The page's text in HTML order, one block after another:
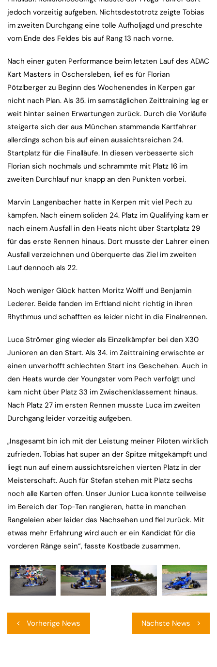
jedoch vorzeitig aufgeben. Nichtsdestotrotz zeigte Tobias
im zweiten Durchgang eine tolle Aufholjagd und preschte
vom Ende des Feldes bis auf Rang 13 nach vorne.
Nach einer guten Performance beim letzten Lauf des ADAC
Kart Masters in Oschersleben, lief es für Florian
Pötzlberger zu Beginn des Wochenendes in Kerpen gar
nicht nach Plan. Als 35. im samstäglichen Zeittraining lag er
weit hinter seinen Erwartungen zurück. Durch die Vorläufe
steigerte sich der aus München stammende Kartfahrer
allerdings schon bis auf einen aussichtsreichen 24.
Startplatz für die Finalläufe. In diesen verbesserte sich
Florian sich nochmals und schrammte mit Platz 16 im
zweiten Durchlauf nur knapp an den Punkten vorbei.
Marvin Langenbacher hatte in Kerpen mit viel Pech zu
kämpfen. Nach einem soliden 24. Platz im Qualifying kam er
nach einem Ausfall in den Heats nicht über Startplatz 29
für das erste Rennen hinaus. Dort musste der Lahrer einen
Ausfall verzeichnen und überquerte das Ziel im zweiten
Lauf dennoch als 22.
Noch weniger Glück hatten Moritz Wolff und Benjamin
Lederer. Beide fanden im Erftland nicht richtig in ihren
Rhythmus und schafften es leider nicht in die Finalrennen.
Luca Strömer ging wieder als Einzelkämpfer bei den X30
Junioren an den Start. Als 34. im Zeittraining erwischte er
einen unverhofft schlechten Start ins Geschehen. Auch in
den Heats wurde der Youngster vom Pech verfolgt und
kam nicht über Platz 33 im Zwischenklassement hinaus.
Nach Platz 27 im ersten Rennen musste Luca im zweiten
Durchgang leider vorzeitig aufgeben.
„Insgesamt bin ich mit der Leistung meiner Piloten wirklich
zufrieden. Tobias hat super an der Spitze mitgekämpft und
liegt nun auf einem aussichtsreichen vierten Platz in der
Meisterschaft. Auch für Stefan stehen mit Platz sechs
noch alle Karten offen. Unser Junior Luca konnte teilweise
im Bereich der Top-Ten rangieren, hatte in manchen
Rangeleien aber leider das Nachsehen und fiel zurück. Mit
etwas mehr Erfahrung wird auch er ein Kandidat für die
vorderen Ränge sein“, fasste Kostbade zusammen.
Vorherige News Nächste News